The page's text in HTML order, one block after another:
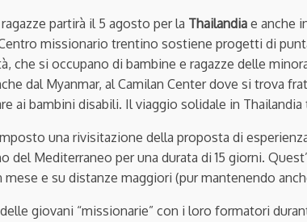
partirà il 5 agosto per la Thailandia e anche
missionario trentino sostiene progetti di
che si occupano di bambine e ragazze delle
dal Myanmar, al Camilan Center dove si trova
ai bambini disabili. Il viaggio solidale in
una rivisitazione della proposta di
del Mediterraneo per una durata di 15 giorni.
mese e su distanze maggiori (pur mantenendo
giovani “missionarie” con i loro formatori